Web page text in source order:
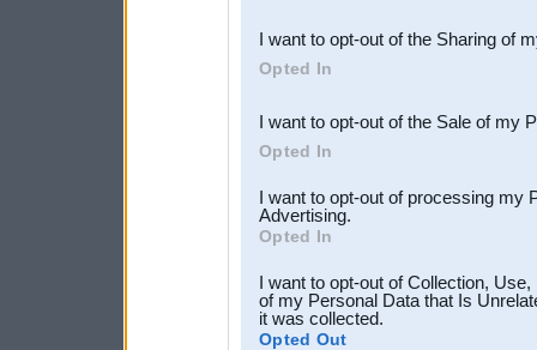
Downstream Participants
third parties.
I want to opt-out of the Sharing of
Opted In
I want to opt-out of the Sale of my
Opted In
I want to opt-out of processing my
Advertising.
Opted In
I want to opt-out of Collection,
of my Personal Data that Is
it was collected.
Opted Out